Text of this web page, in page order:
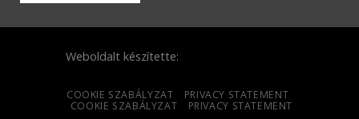
Weboldalt készítette:
COOKIE SZABÁLYZAT
PRIVACY STATEMENT
COOKIE SZABÁLYZAT
PRIVACY STATEMENT